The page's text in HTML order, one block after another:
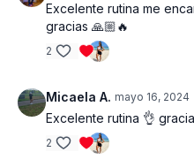
Excelente rutina me
gracias 🙏🏼🔥
2
Micaela A. mayo 16, 2024
Excelente rutina 👌
2